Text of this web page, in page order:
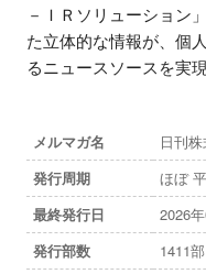
－ＩＲソリューション
た立体的な情報が、個
るニュースソースを実
メルマガ名
日刊
発行周期
ほぼ
最終発行日
2026
発行部数
1411部